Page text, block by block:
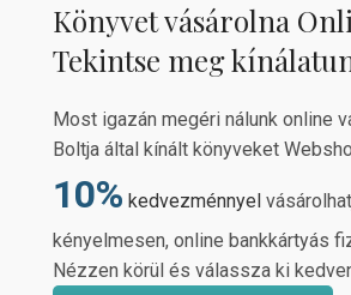
Könyvet vásárolna
Tekintse meg
Most igazán megéri nálunk online
Boltja által kínált könyveket
10% kedvezménnyel
kényelmesen, online bankkártyás
Nézzen körül és válassza ki